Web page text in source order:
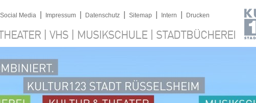
Social Media Impressum Datenschutz Sitemap Intern Drucken
VHS MUSIKSCHULE STADTBÜCHEREI